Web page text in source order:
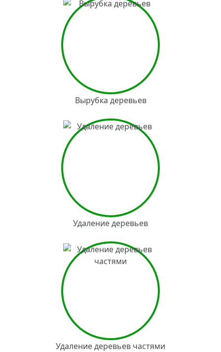
Вырубка деревьев
Удаление деревьев
Удаление деревьев частями